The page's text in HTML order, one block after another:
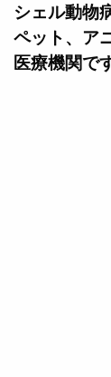
シェル動物
ペット、ア
医療機関で